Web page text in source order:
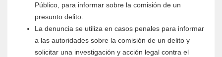
Público, para informar sobre la comisión de un
presunto delito.
La denuncia se utiliza en casos penales para informar
a las autoridades sobre la comisión de un delito y
solicitar una investigación y acción legal contra el